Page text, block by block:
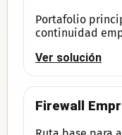
Portafolio
continuidad
Ver solución
Firewall